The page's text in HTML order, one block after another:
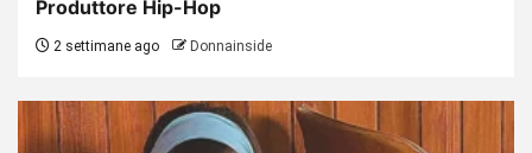
Produttore Hip-Hop
2 settimane ago Donnainside